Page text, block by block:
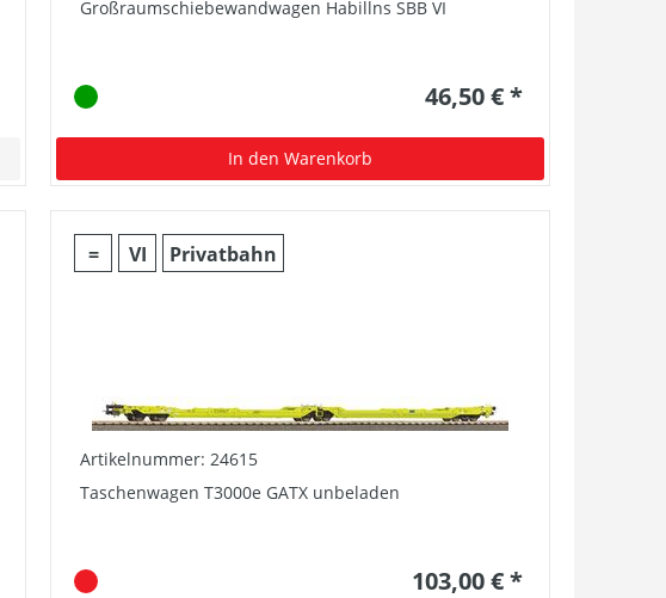
Großraumschiebewandwagen Habillns SBB VI
46,50 € *
In den Warenkorb
= VI Privatbahn
Artikelnummer: 24615
Taschenwagen T3000e GATX unbeladen
103,00 € *